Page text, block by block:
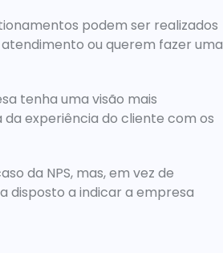
podem ser realizados
ou querem fazer uma
tenha uma visão mais
da experiência do cliente com os
da NPS, mas, em vez de
disposto a indicar a empresa